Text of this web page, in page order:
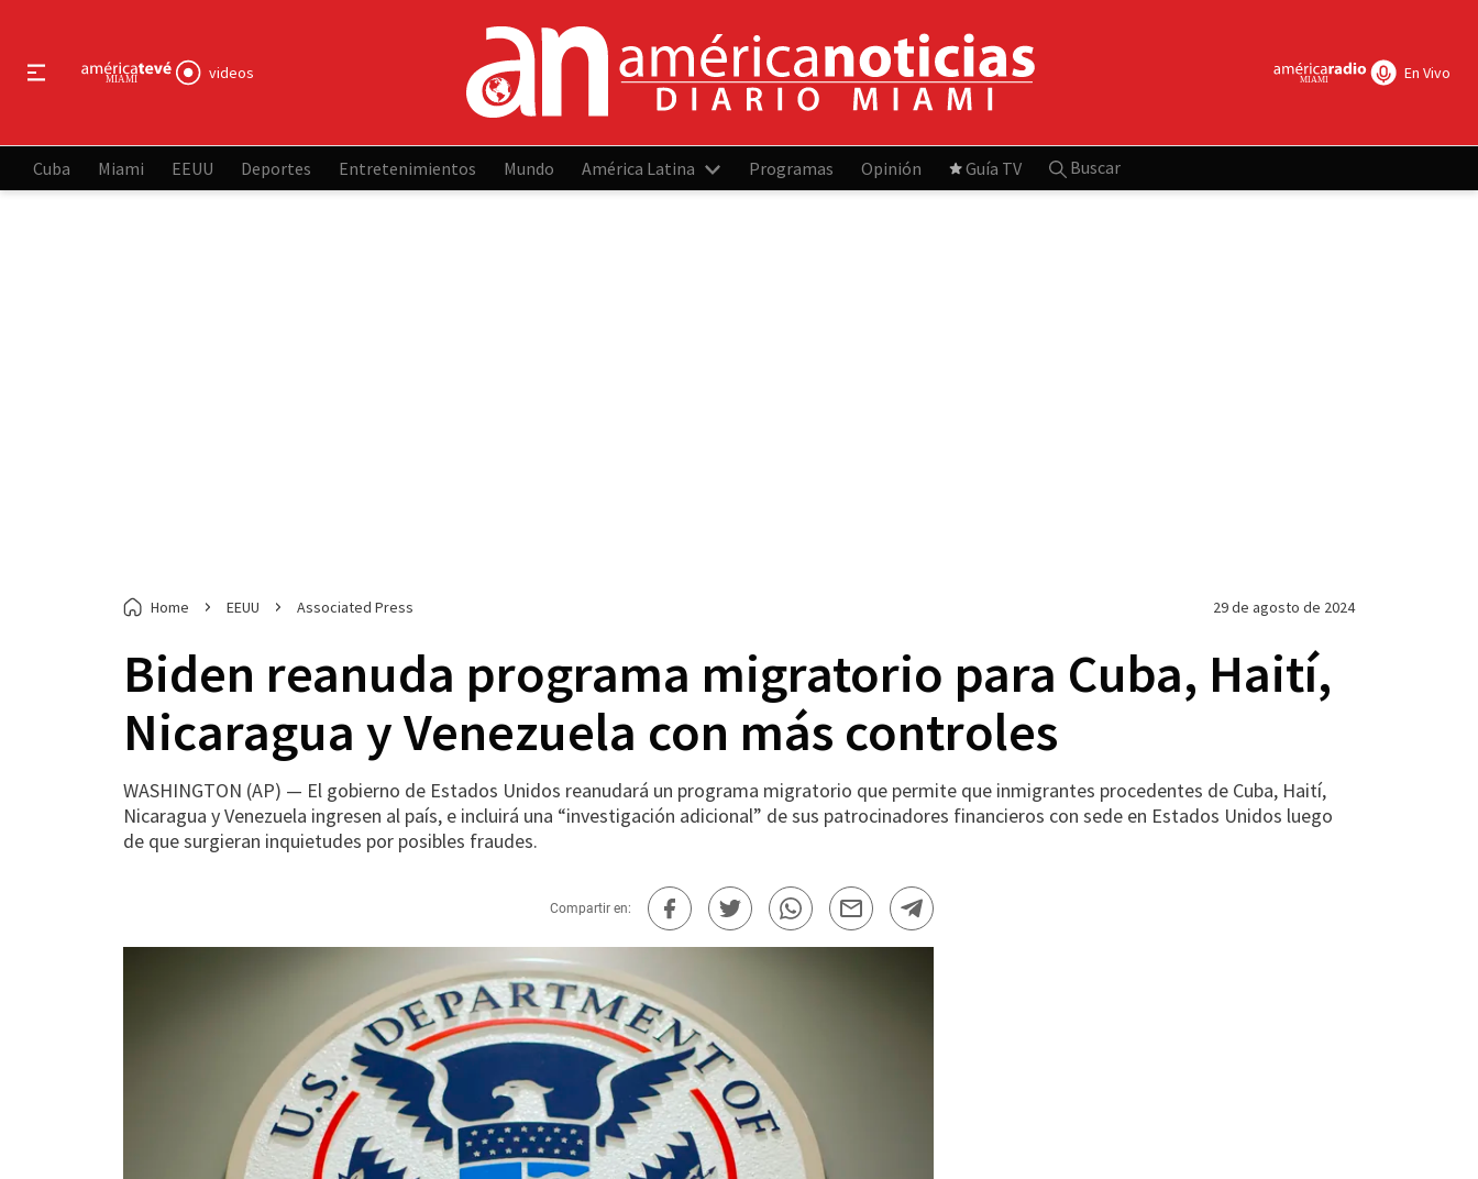
videos En Vivo
Cuba Miami EEUU Deportes Entretenimientos Mundo América Latina Programas Opinión Guía TV Buscar
Home EEUU Associated Press 29 de agosto de 2024
Biden reanuda programa migratorio para Cuba, Haití,
Nicaragua y Venezuela con más controles
WASHINGTON (AP) — El gobierno de Estados Unidos reanudará un programa migratorio que permite que inmigrantes procedentes de Cuba, Haití,
Nicaragua y Venezuela ingresen al país, e incluirá una “investigación adicional” de sus patrocinadores financieros con sede en Estados Unidos luego
de que surgieran inquietudes por posibles fraudes.
Compartir en: